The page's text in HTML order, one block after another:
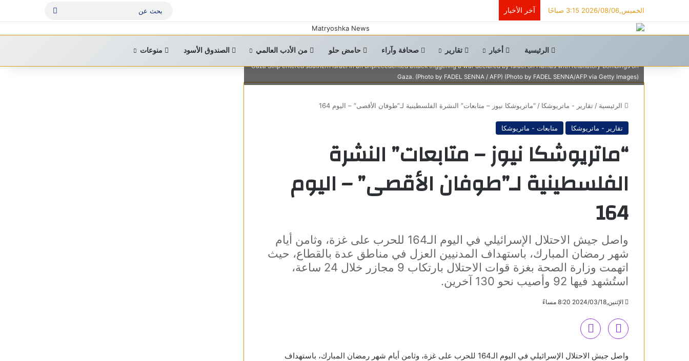
الخميس,2026/08/06 3:15 صباحًا آخر الأخبار
الرئيسية أخبار تقارير صحافة وآراء حامض حلو من الأدب العالمي الصندوق الأسود منوعات
This image taken from the Israeli border with the Gaza Strip on October 29, 2023, shows black smoke ascending from the Gaza Strip
amid the ongoing battles between Israel and the Palestinian group Hamas. The Israeli army has raised the number of troops fighting
inside the Gaza Strip, a spokesman said on October 29, 2023, as the military stepped up its war on Hamas in the tiny Palestinian territory.
Thousands of civilians, both Palestinians and Israelis, have died since October 7, 2023, after Palestinian Hamas militants based in the
Gaza Strip entered southern Israel in an unprecedented attack triggering a war declared by Israel on Hamas with retaliatory bombings on
Gaza. (Photo by FADEL SENNA / AFP) (Photo by FADEL SENNA/AFP via Getty Images)
الرئيسية / تقارير - ماتريوشكا / “ماتريوشكا نيوز – متابعات” النشرة الفلسطينية لـ”طوفان الأقصى” – اليوم 164
تقارير - ماتريوشكا متابعات - ماتريوشكا
“ماتريوشكا نيوز – متابعات” النشرة
الفلسطينية لـ”طوفان الأقصى” – اليوم
164
واصل جيش الاحتلال الإسرائيلي في اليوم الـ164 للحرب على غزة، وثامن أيام
شهر رمضان المبارك، باستهداف المدنيين العزل في مناطق عدة بالقطاع، حيث
اتهمت وزارة الصحة بغزة قوات الاحتلال بارتكاب 9 مجازر خلال 24 ساعة،
استُشهد فيها 92 وأصيب نحو 130 آخرين.
الإثنين,2024/03/18 8:20 مساءً
واصل جيش الاحتلال الإسرائيلي في اليوم الـ164 للحرب على غزة، وثامن أيام شهر رمضان المبارك، باستهداف